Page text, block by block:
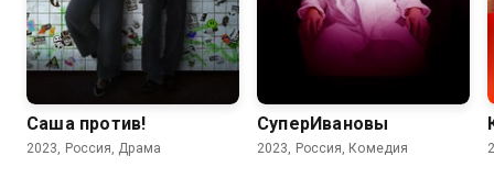
6.4
Саша против!
2023, Россия, Драма
СуперИвановы
2023, Россия, Комедия